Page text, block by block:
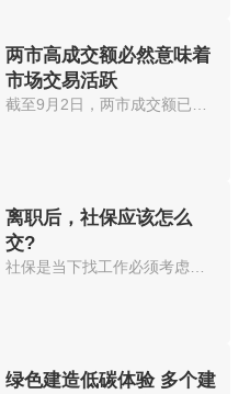
两市高成交额必然意味着
市场交易活跃
截至9月2日，两市成交额已连续32...
离职后，社保应该怎么
交?
社保是当下找工作必须考虑的选项...
绿色建造低碳体验 多个建